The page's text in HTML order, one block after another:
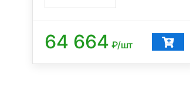
64 664 ₽/шт